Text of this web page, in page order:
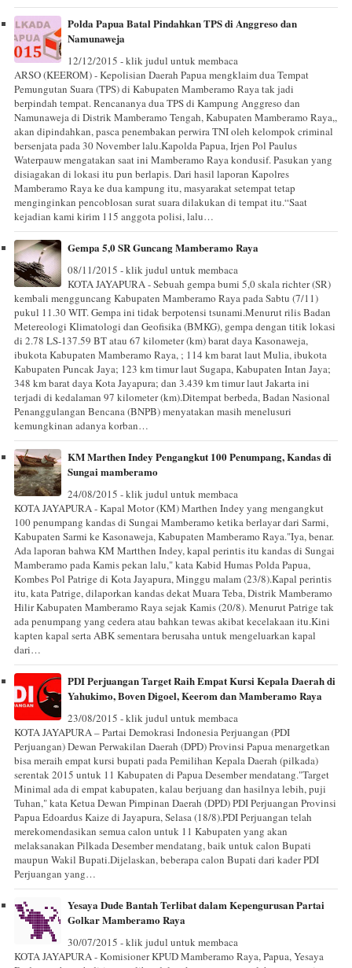
Polda Papua Batal Pindahkan TPS di Anggreso dan
Namunaweja
12/12/2015 - klik judul untuk membaca
ARSO (KEEROM) - Kepolisian Daerah Papua mengklaim dua Tempat
Pemungutan Suara (TPS) di Kabupaten Mamberamo Raya tak jadi
berpindah tempat. Rencananya dua TPS di Kampung Anggreso dan
Namunaweja di Distrik Mamberamo Tengah, Kabupaten Mamberamo Raya,,
akan dipindahkan, pasca penembakan perwira TNI oleh kelompok criminal
bersenjata pada 30 November lalu.Kapolda Papua, Irjen Pol Paulus
Waterpauw mengatakan saat ini Mamberamo Raya kondusif. Pasukan yang
disiagakan di lokasi itu pun berlapis. Dari hasil laporan Kapolres
Mamberamo Raya ke dua kampung itu, masyarakat setempat tetap
menginginkan pencoblosan surat suara dilakukan di tempat itu.“Saat
kejadian kami kirim 115 anggota polisi, lalu…
Gempa 5,0 SR Guncang Mamberamo Raya
08/11/2015 - klik judul untuk membaca
KOTA JAYAPURA - Sebuah gempa bumi 5,0 skala richter (SR)
kembali mengguncang Kabupaten Mamberamo Raya pada Sabtu (7/11)
pukul 11.30 WIT. Gempa ini tidak berpotensi tsunami.Menurut rilis Badan
Metereologi Klimatologi dan Geofisika (BMKG), gempa dengan titik lokasi
di 2.78 LS-137.59 BT atau 67 kilometer (km) barat daya Kasonaweja,
ibukota Kabupaten Mamberamo Raya, ; 114 km barat laut Mulia, ibukota
Kabupaten Puncak Jaya; 123 km timur laut Sugapa, Kabupaten Intan Jaya;
348 km barat daya Kota Jayapura; dan 3.439 km timur laut Jakarta ini
terjadi di kedalaman 97 kilometer (km).Ditempat berbeda, Badan Nasional
Penanggulangan Bencana (BNPB) menyatakan masih menelusuri
kemungkinan adanya korban…
KM Marthen Indey Pengangkut 100 Penumpang, Kandas di
Sungai mamberamo
24/08/2015 - klik judul untuk membaca
KOTA JAYAPURA - Kapal Motor (KM) Marthen Indey yang mengangkut
100 penumpang kandas di Sungai Mamberamo ketika berlayar dari Sarmi,
Kabupaten Sarmi ke Kasonaweja, Kabupaten Mamberamo Raya."Iya, benar.
Ada laporan bahwa KM Martthen Indey, kapal perintis itu kandas di Sungai
Mamberamo pada Kamis pekan lalu," kata Kabid Humas Polda Papua,
Kombes Pol Patrige di Kota Jayapura, Minggu malam (23/8).Kapal perintis
itu, kata Patrige, dilaporkan kandas dekat Muara Teba, Distrik Mamberamo
Hilir Kabupaten Mamberamo Raya sejak Kamis (20/8). Menurut Patrige tak
ada penumpang yang cedera atau bahkan tewas akibat kecelakaan itu.Kini
kapten kapal serta ABK sementara berusaha untuk mengeluarkan kapal
dari…
PDI Perjuangan Target Raih Empat Kursi Kepala Daerah di
Yahukimo, Boven Digoel, Keerom dan Mamberamo Raya
23/08/2015 - klik judul untuk membaca
KOTA JAYAPURA – Partai Demokrasi Indonesia Perjuangan (PDI
Perjuangan) Dewan Perwakilan Daerah (DPD) Provinsi Papua menargetkan
bisa meraih empat kursi bupati pada Pemilihan Kepala Daerah (pilkada)
serentak 2015 untuk 11 Kabupaten di Papua Desember mendatang."Target
Minimal ada di empat kabupaten, kalau berjuang dan hasilnya lebih, puji
Tuhan," kata Ketua Dewan Pimpinan Daerah (DPD) PDI Perjuangan Provinsi
Papua Edoardus Kaize di Jayapura, Selasa (18/8).PDI Perjuangan telah
merekomendasikan semua calon untuk 11 Kabupaten yang akan
melaksanakan Pilkada Desember mendatang, baik untuk calon Bupati
maupun Wakil Bupati.Dijelaskan, beberapa calon Bupati dari kader PDI
Perjuangan yang…
Yesaya Dude Bantah Terlibat dalam Kepengurusan Partai
Golkar Mamberamo Raya
30/07/2015 - klik judul untuk membaca
KOTA JAYAPURA - Komisioner KPUD Mamberamo Raya, Papua, Yesaya